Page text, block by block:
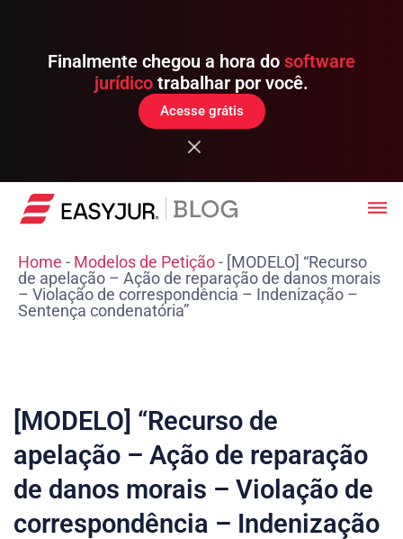
Finalmente chegou a hora do software
jurídico trabalhar por você.
Acesse grátis
Home - Modelos de Petição- [MODELO] “Recurso
de apelação – Ação de reparação de danos morais
– Violação de correspondência – Indenização –
Sentença condenatória”
[MODELO] “Recurso de
apelação – Ação de reparação
de danos morais – Violação de
correspondência – Indenização